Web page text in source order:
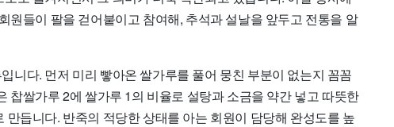
원들이 팔을 걷어붙이고 참여해, 추석과 설날을 앞두고 전통을 알
니다. 먼저 미리 빻아온 쌀가루를 풀어 뭉친 부분이 없는지 꼼꼼
찹쌀가루 2에 쌀가루 1의 비율로 설탕과 소금을 약간 넣고 따뜻한
듭니다. 반죽의 적당한 상태를 아는 회원이 담당해 완성도를 높